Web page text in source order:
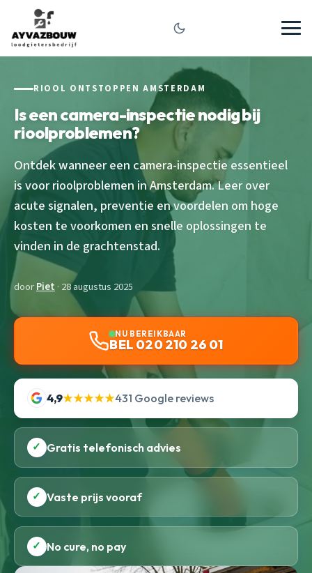
RIOOL ONTSTOPPEN AMSTERDAM
Is een camera-inspectie nodig bij
rioolproblemen?
Ontdek wanneer een camera-inspectie essentieel
is voor rioolproblemen in Amsterdam. Leer over
acute signalen, preventie en voordelen om hoge
kosten te voorkomen en snelle oplossingen te
vinden in de grachtenstad.
doorPiet · 28 augustus 2025
NU BEREIKBAAR
BEL 020 210 26 01
4,9★★★★★431 Google reviews
✓ Gratis telefonisch advies
✓ Vaste prijs vooraf
✓ No cure, no pay